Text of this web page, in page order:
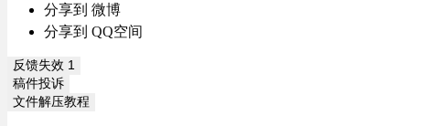
分享到 微博
分享到 QQ空间
反馈失效 1
稿件投诉
文件解压教程